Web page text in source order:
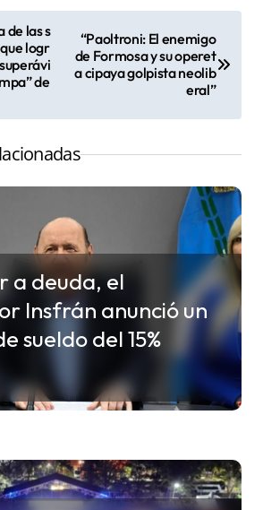
de las s
logr
de
“Paoltroni: El enemigo
de Formosa y su operet
a cipaya golpista neolib
eral”
a deuda, el
Insfrán anunció un
sueldo del 15%